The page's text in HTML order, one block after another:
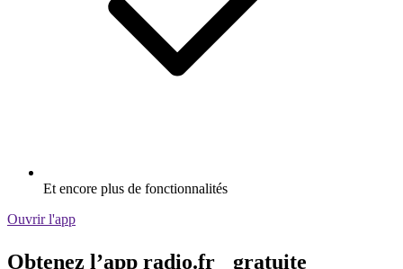
Et encore plus de fonctionnalités
Ouvrir l'app
Obtenez l’app radio.fr gratuite